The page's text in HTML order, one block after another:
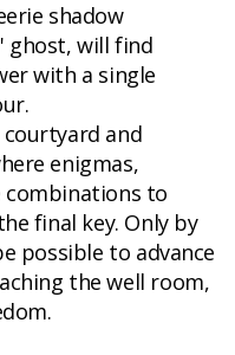
shadow
ghost, will find
with a single
and
enigmas,
combinations to
final key. Only by
possible to advance
the well room,